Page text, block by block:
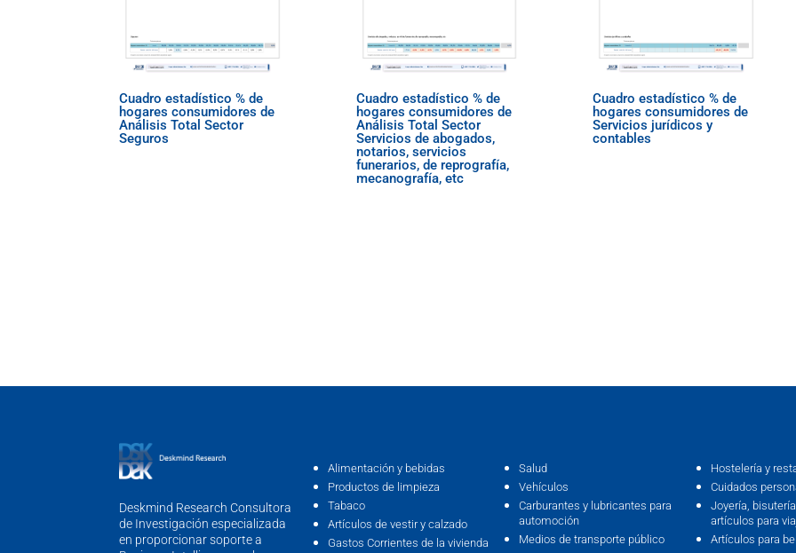
Cuadro estadístico % de
hogares consumidores de
Análisis Total Sector
Seguros
Cuadro estadístico % de
hogares consumidores de
Análisis Total Sector
Servicios de abogados,
notarios, servicios
funerarios, de reprografía,
mecanografía, etc
Cuadro estadístico % de
hogares consumidores de
Servicios jurídicos y
contables
Deskmind Research Consultora
de Investigación especializada
en proporcionar soporte a
Alimentación y bebidas
Productos de limpieza
Tabaco
Artículos de vestir y calzado
Gastos Corrientes de la vivienda
Salud
Vehículos
Carburantes y lubricantes para
automoción
Medios de transporte público
Hostelería y
Cuidados
Joyería,
artículos para
Artículos para